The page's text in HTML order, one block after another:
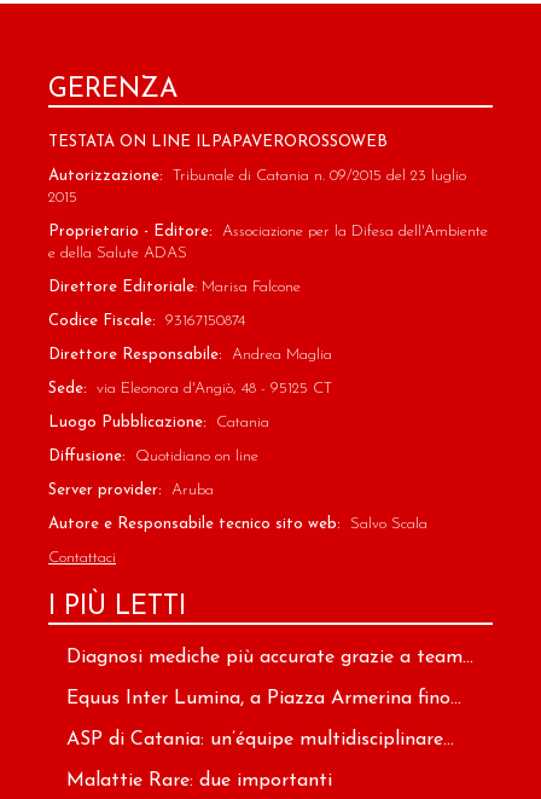
GERENZA
TESTATA ON LINE ILPAPAVEROROSSOWEB
Autorizzazione: Tribunale di Catania n. 09/2015 del 23 luglio
2015
Proprietario - Editore: Associazione per la Difesa dell'Ambiente
e della Salute ADAS
Direttore Editoriale: Marisa Falcone
Codice Fiscale: 93167150874
Direttore Responsabile: Andrea Maglia
Sede: via Eleonora d'Angiò, 48 - 95125 CT
Luogo Pubblicazione: Catania
Diffusione: Quotidiano on line
Server provider: Aruba
Autore e Responsabile tecnico sito web: Salvo Scala
Contattaci
I PIÙ LETTI
Diagnosi mediche più accurate grazie a team...
Equus Inter Lumina, a Piazza Armerina fino...
ASP di Catania: un’équipe multidisciplinare...
Malattie Rare: due importanti